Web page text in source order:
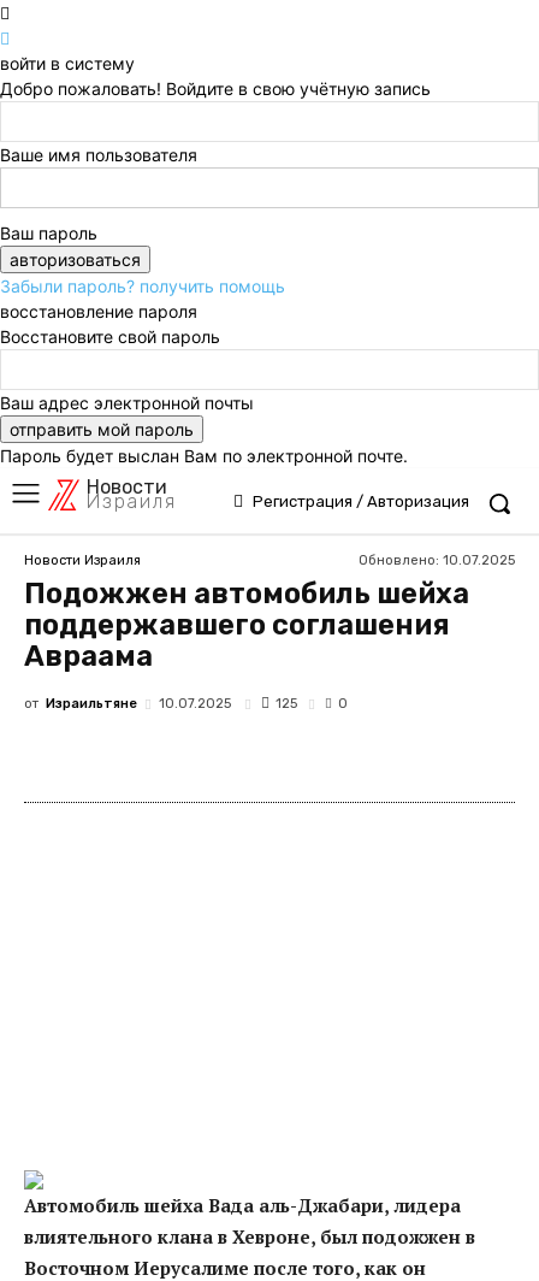
войти в систему
Добро пожаловать! Войдите в свою учётную запись
Ваше имя пользователя
Ваш пароль
Забыли пароль? получить помощь
восстановление пароля
Восстановите свой пароль
Ваш адрес электронной почты
Пароль будет выслан Вам по электронной почте.
Новости
Израиля Регистрация / Авторизация
Новости Израиля Обновлено: 10.07.2025
Подожжен автомобиль шейха
поддержавшего соглашения
Авраама
от Израильтяне 10.07.2025 125 0
Автомобиль шейха Вада аль-Джабари, лидера
влиятельного клана в Хевроне, был подожжен в
Восточном Иерусалиме после того, как он